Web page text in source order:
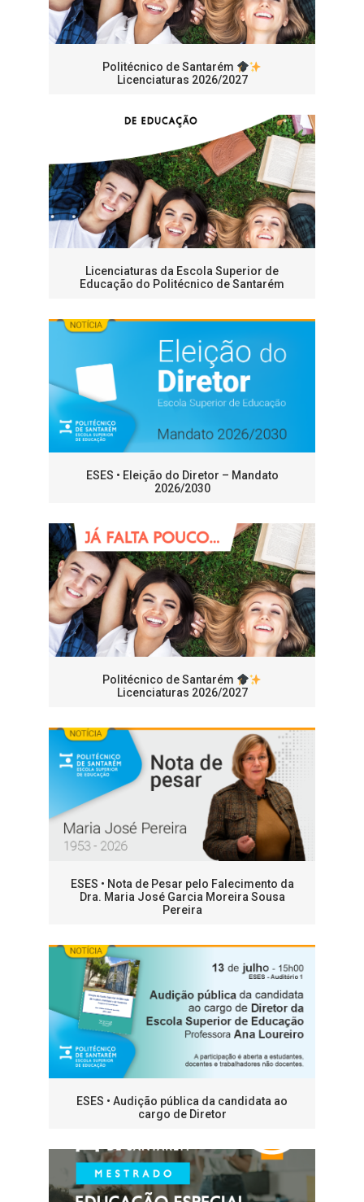
Politécnico de Santarém
Licenciaturas 2026/2027
Licenciaturas da Escola Superior de
Educação do Politécnico de Santarém
ESES • Eleição do Diretor – Mandato
2026/2030
Politécnico de Santarém
Licenciaturas 2026/2027
ESES • Nota de Pesar pelo Falecimento da
Dra. Maria José Garcia Moreira Sousa
Pereira
ESES • Audição pública da candidata ao
cargo de Diretor